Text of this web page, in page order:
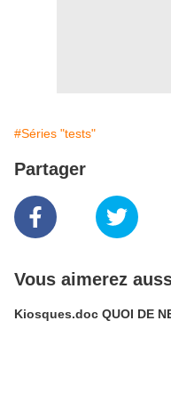
#Séries "tests"
Partager
Vous aimerez
Kiosques.doc QUOI DE